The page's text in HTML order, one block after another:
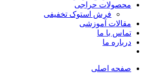
محصولات حراجی
فرش استوک تخفیفی
مقالات آموزشی
تماس با ما
درباره ما
صفحه اصلی